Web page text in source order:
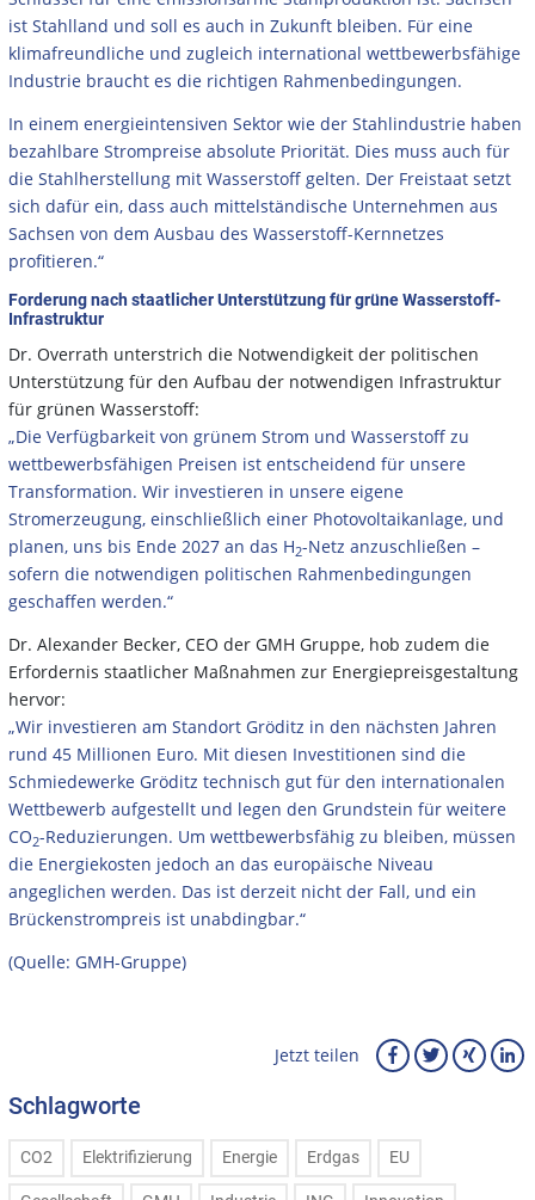
ist Stahlland und soll es auch in Zukunft bleiben. Für eine
klimafreundliche und zugleich international wettbewerbsfähige
Industrie braucht es die richtigen Rahmenbedingungen.
In einem energieintensiven Sektor wie der Stahlindustrie haben
bezahlbare Strompreise absolute Priorität. Dies muss auch für
die Stahlherstellung mit Wasserstoff gelten. Der Freistaat setzt
sich dafür ein, dass auch mittelständische Unternehmen aus
Sachsen von dem Ausbau des Wasserstoff-Kernnetzes
profitieren.“
Forderung nach staatlicher Unterstützung für grüne Wasserstoff-
Infrastruktur
Dr. Overrath unterstrich die Notwendigkeit der politischen
Unterstützung für den Aufbau der notwendigen Infrastruktur
für grünen Wasserstoff:
„Die Verfügbarkeit von grünem Strom und Wasserstoff zu
wettbewerbsfähigen Preisen ist entscheidend für unsere
Transformation. Wir investieren in unsere eigene
Stromerzeugung, einschließlich einer Photovoltaikanlage, und
planen, uns bis Ende 2027 an das H2-Netz anzuschließen –
sofern die notwendigen politischen Rahmenbedingungen
geschaffen werden.“
Dr. Alexander Becker, CEO der GMH Gruppe, hob zudem die
Erfordernis staatlicher Maßnahmen zur Energiepreisgestaltung
hervor:
„Wir investieren am Standort Gröditz in den nächsten Jahren
rund 45 Millionen Euro. Mit diesen Investitionen sind die
Schmiedewerke Gröditz technisch gut für den internationalen
Wettbewerb aufgestellt und legen den Grundstein für weitere
CO2-Reduzierungen. Um wettbewerbsfähig zu bleiben, müssen
die Energiekosten jedoch an das europäische Niveau
angeglichen werden. Das ist derzeit nicht der Fall, und ein
Brückenstrompreis ist unabdingbar.“
(Quelle: GMH-Gruppe)
Jetzt teilen
Schlagworte
CO2 Elektrifizierung Energie Erdgas EU